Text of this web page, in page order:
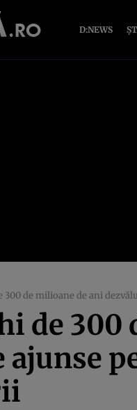
D:NEWS
300 de milioane de ani
de